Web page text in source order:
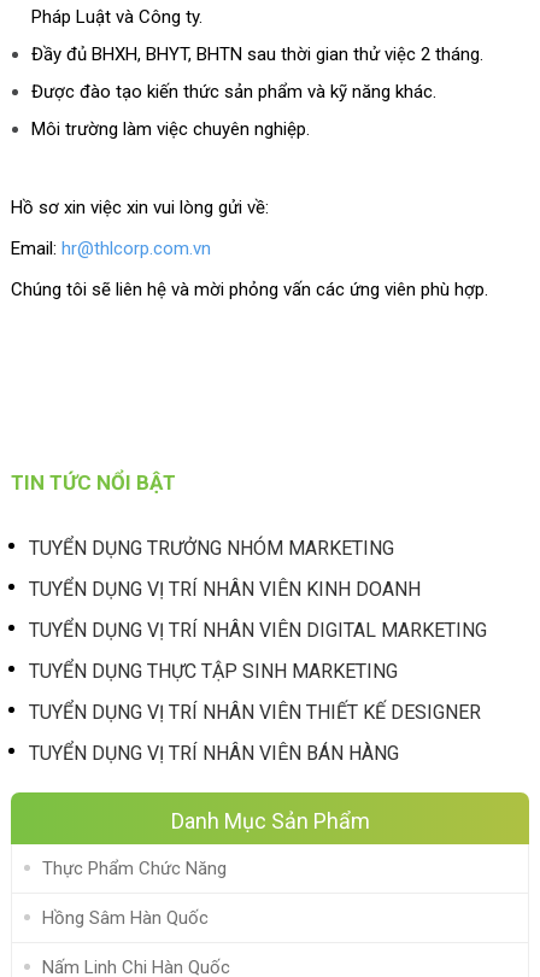
Pháp Luật và Công ty.
Đầy đủ BHXH, BHYT, BHTN sau thời gian thử việc 2 tháng.
Được đào tạo kiến thức sản phẩm và kỹ năng khác.
Môi trường làm việc chuyên nghiệp.
Hồ sơ xin việc xin vui lòng gửi về:
Email:hr@thlcorp.com.vn
Chúng tôi sẽ liên hệ và mời phỏng vấn các ứng viên phù hợp.
TIN TỨC NỔI BẬT
TUYỂN DỤNG TRƯỞNG NHÓM MARKETING
TUYỂN DỤNG VỊ TRÍ NHÂN VIÊN KINH DOANH
TUYỂN DỤNG VỊ TRÍ NHÂN VIÊN DIGITAL MARKETING
TUYỂN DỤNG THỰC TẬP SINH MARKETING
TUYỂN DỤNG VỊ TRÍ NHÂN VIÊN THIẾT KẾ DESIGNER
TUYỂN DỤNG VỊ TRÍ NHÂN VIÊN BÁN HÀNG
Danh Mục Sản Phẩm
Thực Phẩm Chức Năng
Hồng Sâm Hàn Quốc
Nấm Linh Chi Hàn Quốc